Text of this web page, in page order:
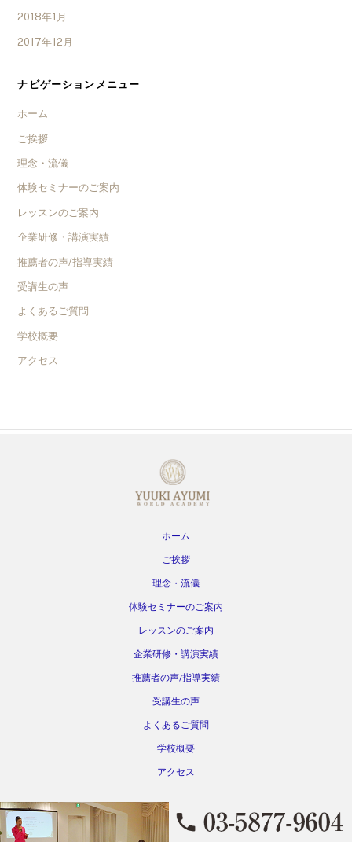
2018年1月
2017年12月
ナビゲーションメニュー
ホーム
ご挨拶
理念・流儀
体験セミナーのご案内
レッスンのご案内
企業研修・講演実績
推薦者の声/指導実績
受講生の声
よくあるご質問
学校概要
アクセス
ホーム
ご挨拶
理念・流儀
体験セミナーのご案内
レッスンのご案内
企業研修・講演実績
推薦者の声/指導実績
受講生の声
よくあるご質問
学校概要
アクセス